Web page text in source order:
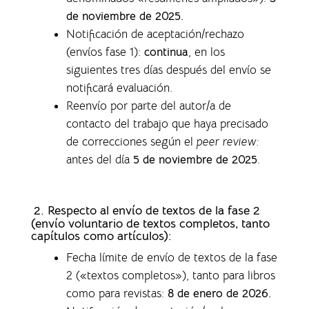
de noviembre de 2025.
Notificación de aceptación/rechazo
(envíos fase 1): continua, en los
siguientes tres días después del envío se
notificará evaluación.
Reenvío por parte del autor/a de
contacto del trabajo que haya precisado
de correcciones según el peer review:
antes del día 5 de noviembre de 2025.
2. Respecto al envío de textos de la fase 2
(envío voluntario de textos completos, tanto
capítulos como artículos):
Fecha límite de envío de textos de la fase
2 («textos completos»), tanto para libros
como para revistas: 8 de enero de 2026.